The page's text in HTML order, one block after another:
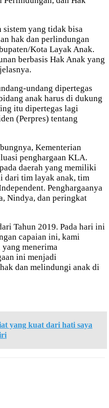
sistem yang tidak bisa
hak dan perlindungan
Kota Layak Anak.
berbasis Hak Anak yang
undang dipertegas
anak harus di dukung
itu dipertegas lagi
(Perpres) tentang
Kementerian
penghargaan KLA.
daerah yang memiliki
dari tim layak anak, tim
Penghargaanya
Nindya, dan peringkat
Tahun 2019. Pada hari ini
capaian ini, kami
yang menerima
ini menjadi
dan melindungi anak di
yang kuat dari hati saya